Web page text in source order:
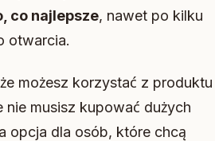
co najlepsze, nawet po kilku
otwarcia.
możesz korzystać z produktu
nie musisz kupować dużych
opcja dla osób, które chcą